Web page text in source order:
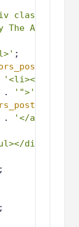
The
;
'<li><a
.
'">'
. '</a></li>'
div>'
;
;